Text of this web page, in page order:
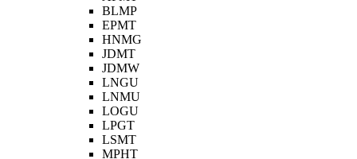
BLMP
EPMT
HNMG
JDMT
JDMW
LNGU
LNMU
LOGU
LPGT
LSMT
MPHT